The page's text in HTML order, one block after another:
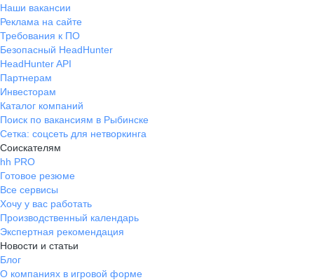
Наши вакансии
Реклама на сайте
Требования к ПО
Безопасный HeadHunter
HeadHunter API
Партнерам
Инвесторам
Каталог компаний
Поиск по вакансиям в Рыбинске
Сетка: соцсеть для нетворкинга
Соискателям
hh PRO
Готовое резюме
Все сервисы
Хочу у вас работать
Производственный календарь
Экспертная рекомендация
Новости и статьи
Блог
О компаниях в игровой форме